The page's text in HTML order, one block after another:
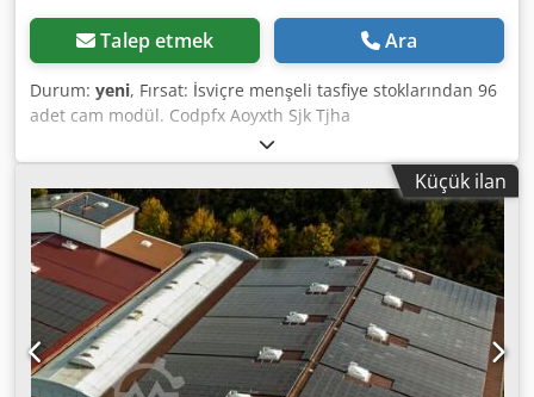
Talep etmek Ara
Durum: yeni, Fırsat: İsviçre menşeli tasfiye stoklarından 96
adet cam modül. Codpfx Aoyxth Sjk Tjha
Küçük ilan